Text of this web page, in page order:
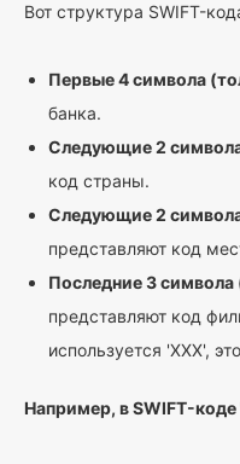
Вот структура SWIFT-
Первые 4 символа
банка.
Следующие 2
код страны.
Следующие 2
представляют код
Последние 3
представляют код
используется 'XXX',
Например, в SWIFT-коде